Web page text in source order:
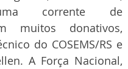
corrente de
muitos donativos,
do COSEMS/RS e
A Força Nacional,